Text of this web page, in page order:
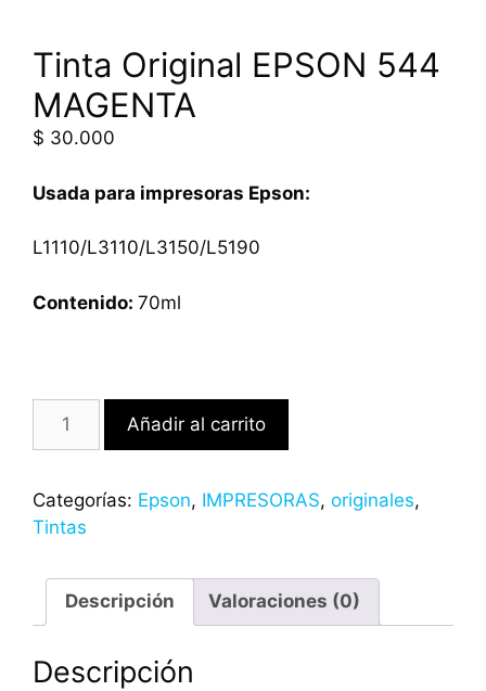
Tinta Original EPSON 544
MAGENTA
$ 30.000
Usada para impresoras Epson:
L1110/L3110/L3150/L5190
Contenido: 70ml
Añadir al carrito
Categorías: Epson, IMPRESORAS, originales,
Tintas
Descripción Valoraciones (0)
Descripción